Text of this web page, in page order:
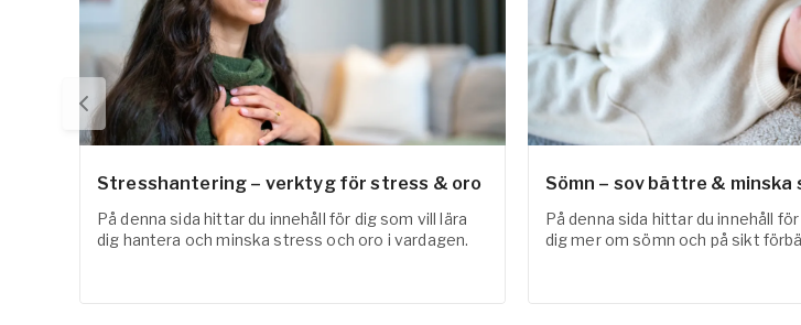
Stresshantering – verktyg för stress & oro
På denna sida hittar du innehåll för dig som vill lära
dig hantera och minska stress och oro i vardagen.
Sömn – sov bättre & minska
På denna sida hittar du innehåll
dig mer om sömn och på sikt